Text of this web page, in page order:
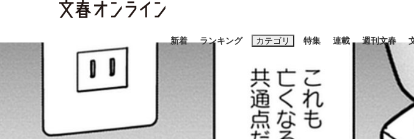
新着 ランキング カテゴリ
ニュース ライ
特集 連載 週刊文春
おすすめのキーワードタグ一覧